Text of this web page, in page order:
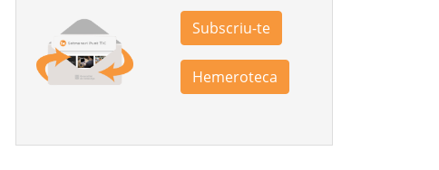
Subscriu-te
Hemeroteca